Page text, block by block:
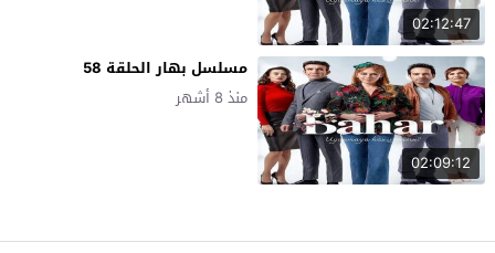
02:12:47
02:09:12
مسلسل بهار الحلقة 58
منذ 8 أشهر